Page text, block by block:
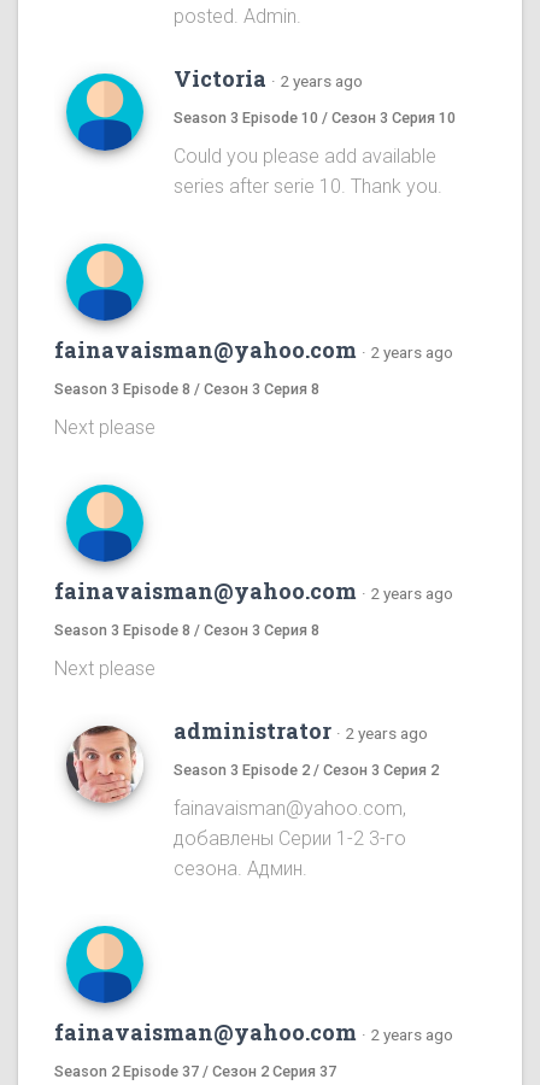
posted. Admin.
Victoria · 2 years ago
Season 3 Episode 10 / Сезон 3 Серия 10
Could you please add available
series after serie 10. Thank you.
fainavaisman@yahoo.com · 2 years ago
Season 3 Episode 8 / Сезон 3 Серия 8
Next please
fainavaisman@yahoo.com · 2 years ago
Season 3 Episode 8 / Сезон 3 Серия 8
Next please
administrator · 2 years ago
Season 3 Episode 2 / Сезон 3 Серия 2
fainavaisman@yahoo.com,
добавлены Серии 1-2 3-го
сезона. Админ.
fainavaisman@yahoo.com · 2 years ago
Season 2 Episode 37 / Сезон 2 Серия 37